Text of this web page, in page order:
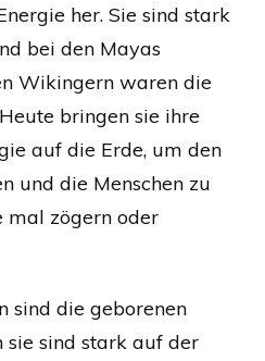
her. Sie sind stark
bei den Mayas
Wikingern waren die
bringen sie ihre
auf die Erde, um den
und die Menschen zu
mal zögern oder
sind die geborenen
sie sind stark auf der